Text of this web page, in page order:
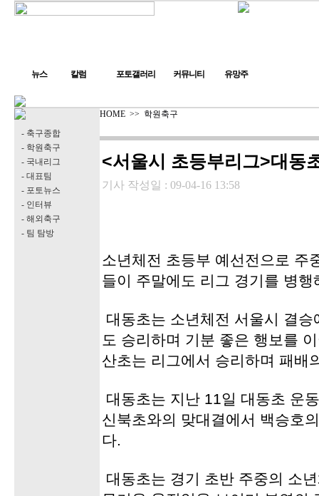
뉴스 칼럼 포토갤러리 커뮤니티 유망주
- 축구종합
- 학원축구
- 국내리그
- 대표팀
- 포토뉴스
- 인터뷰
- 해외축구
- 팀 탐방
HOME >> 학원축구
<서울시 초등부리그>대동
기사 작성일 : 09-04-16 13:58
소년체전 초등부 예선전으로 주
들이 주말에도 리그 경기를 병
대동초는 소년체전 서울시 결
도 승리하며 기분 좋은 행보를
산초는 리그에서 승리하며 패배
대동초는 지난 11일 대동초 운
신북초와의 맞대결에서 백승호
다.
대동초는 경기 초반 주중의 소